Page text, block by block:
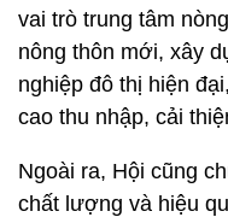
vai trò trung tâm
nông thôn mới, xây
nghiệp đô thị hiện
cao thu nhập, cải
Ngoài ra, Hội cũng
chất lượng và hiệu